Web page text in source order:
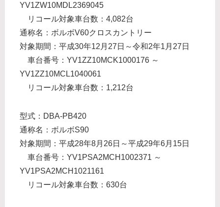
YV1ZW10MDL2369045
リコール対象車台数：4,082台
通称名：ボルボV60クロスカントリー
対象期間：平成30年12月27日～令和2年1月27日
車台番号：YV1ZZ10MCK1000176 ～
YV1ZZ10MCL1040061
リコール対象車台数：1,212台
型式：DBA-PB420
通称名：ボルボS90
対象期間：平成28年8月26日～平成29年6月15日
車台番号：YV1PSA2MCH1002371 ～
YV1PSA2MCH1021161
リコール対象車台数：630台